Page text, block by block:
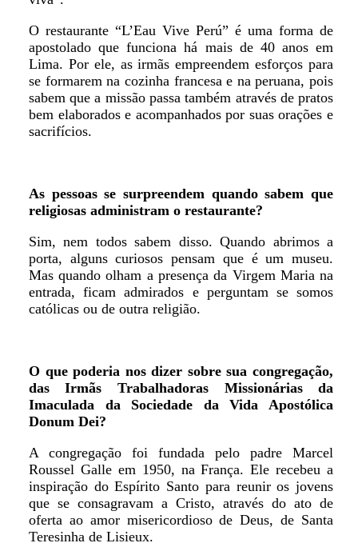
O restaurante “L’Eau Vive Perú” é uma forma de
apostolado que funciona há mais de 40 anos em
Lima. Por ele, as irmãs empreendem esforços para
se formarem na cozinha francesa e na peruana, pois
sabem que a missão passa também através de pratos
bem elaborados e acompanhados por suas orações e
sacrifícios.
As pessoas se surpreendem quando sabem que
religiosas administram o restaurante?
Sim, nem todos sabem disso. Quando abrimos a
porta, alguns curiosos pensam que é um museu.
Mas quando olham a presença da Virgem Maria na
entrada, ficam admirados e perguntam se somos
católicas ou de outra religião.
O que poderia nos dizer sobre sua congregação,
das Irmãs Trabalhadoras Missionárias da
Imaculada da Sociedade da Vida Apostólica
Donum Dei?
A congregação foi fundada pelo padre Marcel
Roussel Galle em 1950, na França. Ele recebeu a
inspiração do Espírito Santo para reunir os jovens
que se consagravam a Cristo, através do ato de
oferta ao amor misericordioso de Deus, de Santa
Teresinha de Lisieux.